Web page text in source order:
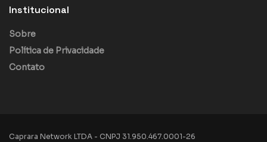
Institucional
Sobre
Política de Privacidade
Contato
Caprara Network LTDA - CNPJ 31.950.467.0001-26